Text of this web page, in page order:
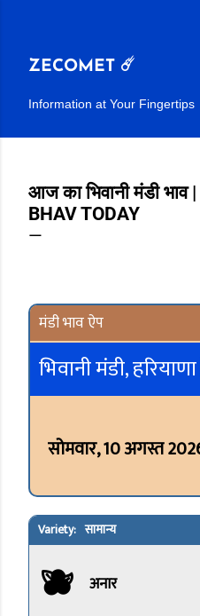
ZECOMET ☄️
Information at Your Fingertips
आज का भिवानी मंडी
BHAV TODAY
मंडी भाव ऐप
भिवानी मंडी,
सोमवार, 10 अगस्त
सामान्य
🫐 अनार